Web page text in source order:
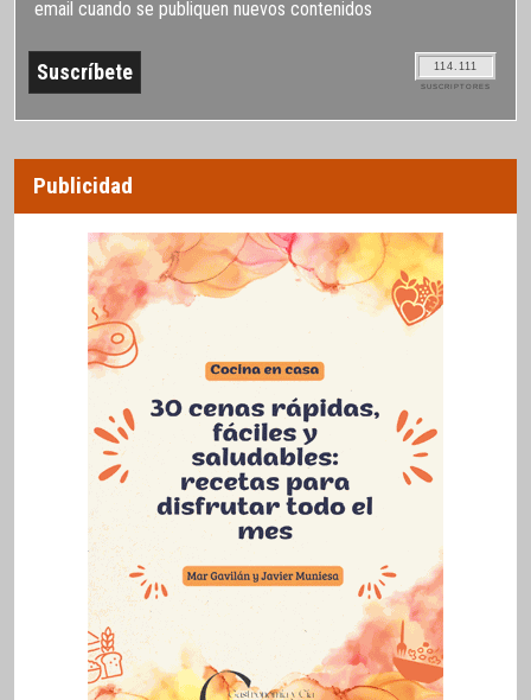
email cuando se publiquen nuevos contenidos
114.111
SUSCRIPTORES
Publicidad